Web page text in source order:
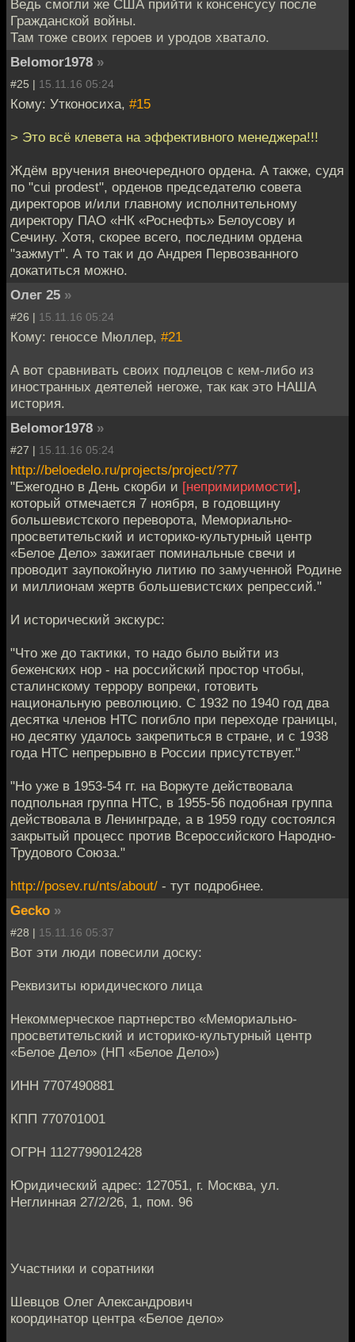
Ведь смогли же США прийти к консенсусу после
Гражданской войны.
Там тоже своих героев и уродов хватало.
Belomor1978 »
#25 | 15.11.16 05:24
Кому: Утконосиха, #15
> Это всё клевета на эффективного менеджера!!!
Ждём вручения внеочередного ордена. А также, судя
по "cui prodest", орденов председателю совета
директоров и/или главному исполнительному
директору ПАО «НК «Роснефть» Белоусову и
Сечину. Хотя, скорее всего, последним ордена
"зажмут". А то так и до Андрея Первозванного
докатиться можно.
Олег 25 »
#26 | 15.11.16 05:24
Кому: геноссе Мюллер, #21
А вот сравнивать своих подлецов с кем-либо из
иностранных деятелей негоже, так как это НАША
история.
Belomor1978 »
#27 | 15.11.16 05:24
http://beloedelo.ru/projects/project/?77
"Ежегодно в День скорби и [непримиримости],
который отмечается 7 ноября, в годовщину
большевистского переворота, Мемориально-
просветительский и историко-культурный центр
«Белое Дело» зажигает поминальные свечи и
проводит заупокойную литию по замученной Родине
и миллионам жертв большевистских репрессий."
И исторический экскурс:
"Что же до тактики, то надо было выйти из
беженских нор - на российский простор чтобы,
сталинскому террору вопреки, готовить
национальную революцию. С 1932 по 1940 год два
десятка членов НТС погибло при переходе границы,
но десятку удалось закрепиться в стране, и с 1938
года НТС непрерывно в России присутствует."
"Но уже в 1953-54 гг. на Воркуте действовала
подпольная группа НТС, в 1955-56 подобная группа
действовала в Ленинграде, а в 1959 году состоялся
закрытый процесс против Всероссийского Народно-
Трудового Союза."
http://posev.ru/nts/about/ - тут подробнее.
Gecko »
#28 | 15.11.16 05:37
Вот эти люди повесили доску:
Реквизиты юридического лица
Некоммерческое партнерство «Мемориально-
просветительский и историко-культурный центр
«Белое Дело» (НП «Белое Дело»)
ИНН 7707490881
КПП 770701001
ОГРН 1127799012428
Юридический адрес: 127051, г. Москва, ул.
Неглинная 27/2/26, 1, пом. 96
Участники и соратники
Шевцов Олег Александрович
координатор центра «Белое дело»